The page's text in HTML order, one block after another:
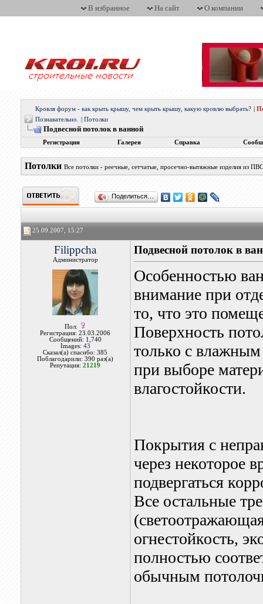
В избранное На сайт О компании
Кровля форум - как крыть крышу, чем крыть крышу, какую кровлю выбрать?
Познавательно.
Потолки
Подвесной потолок в ванной
Регистрация Галерея Справка
Потолки Все потолки - реечные, сетчатые, просечно-вытяжные изделия из
Поделиться…
25.09.2007, 15:27
Filippcha
Администратор
Пол:
Регистрация: 23.03.2006
Сообщений: 1,740
Images: 43
Сказал(а) спасибо: 385
Поблагодарили: 390 раз(а)
Репутация:21219
Подвесной потолок в
Особенностью
внимание при
то, что это
Поверхность
только с влажным
при выборе
влагостойкости.
Покрытия с
через некоторое
подвергаться
Все остальные
огнестойкость,
полностью
обычным